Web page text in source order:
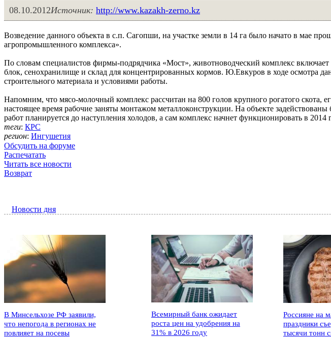
08.10.2012Источник: http://www.kazakh-zerno.kz
Возведение данного объекта в с.п. Сагопши, на участке земли в 14 га было начато в мае
агропромышленного комплекса».
По словам специалистов фирмы-подрядчика «Мост», животноводческий комплекс
блок, сенохранилище и склад для концентрированных кормов. Ю.Евкуров в ходе осмотра
строительного материала и условиями работы.
Напомним, что мясо-молочный комплекс рассчитан на 800 голов крупного рогатого скота,
настоящее время рабочие заняты монтажом металлоконструкции. На объекте
работ планируется до наступления холодов, а сам комплекс начнет функционировать в 2014
теги: КРС
регион: Ингушетия
Обсудить на форуме
Распечатать
Читать все новости
Возврат
Новости дня
В Минсельхозе РФ заявили,
что непогода в регионах не
повлияет на посевы
Всемирный банк ожидает
роста цен на удобрения на
31% в 2026 году
Россияне на
праздники
тысячи тонн